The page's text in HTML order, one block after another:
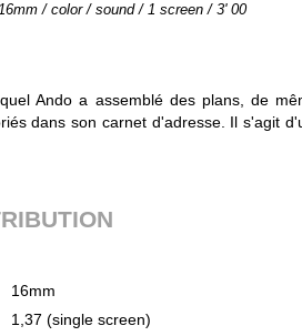
/ color / sound / 1 screen / 3' 00
Ando a assemblé des plans, de
dans son carnet d'adresse. Il s'agit
16mm
1,37 (single screen)